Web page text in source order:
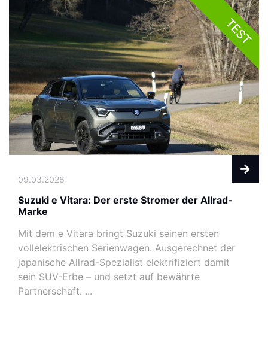
TEST
09.03.2026
Suzuki e Vitara: Der erste Stromer der Allrad-
Marke
Mit dem e Vitara bringt Suzuki seinen ersten
vollelektrischen Serienwagen. Ausgerechnet der
japanische Allrad-Spezialist elektrifiziert damit
sein SUV-Erbe – und setzt auf bewährte
Partnerschaft. ...